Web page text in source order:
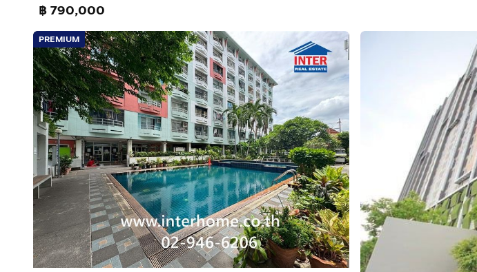
฿ 790,000
PREMIUM